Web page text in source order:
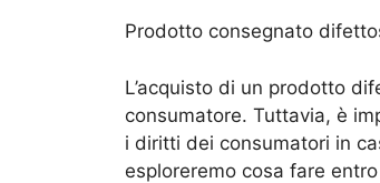
Prodotto consegnato
L’acquisto di un prodotto
consumatore. Tuttavia, è
i diritti dei consumatori in
esploreremo cosa fare